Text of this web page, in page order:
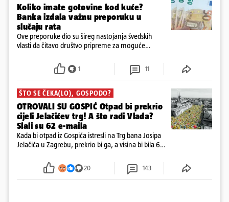
Koliko imate gotovine kod kuće?
Banka izdala važnu preporuku u
slučaju rata
Ove preporuke dio su šireg nastojanja švedskih
vlasti da čitavo društvo pripreme za moguće
1 11
ŠTO SE ČEKA(LO), GOSPODO?
OTROVALI SU GOSPIĆ Otpad bi prekrio
cijeli Jelačićev trg! A što radi Vlada?
Slali su 62 e-maila
Kada bi otpad iz Gospića istresli na Trg bana Josipa
Jelačića u Zagrebu, prekrio bi ga, a visina bi bila 6
Kada bi slagali jednu na drugu, visina bi bila kao
2600 katedrala
20 143